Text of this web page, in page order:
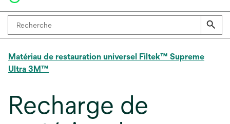
Matériau de restauration universel Filtek™ Supreme
Ultra 3M™
Recharge de